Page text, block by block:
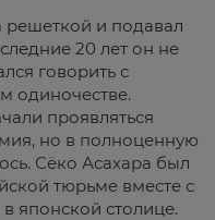
решеткой и подавал
20 лет он не
говорить с
одиночестве.
проявляться
но в полноценную
Сёко Асахара был
тюрьме вместе с
японской столице.